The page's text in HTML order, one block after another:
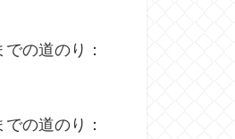
の道のり：
の道のり：